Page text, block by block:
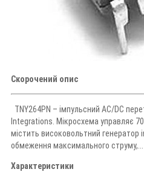
Скорочений опис
TNY264PN – імпульсний AC/DC
Integrations. Мікросхема управляє
містить високовольтний генератор
обмеження максимального струму,...
Характеристики